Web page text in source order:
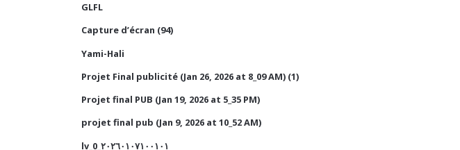
GLFL
Capture d’écran (94)
Yami-Hali
Projet Final publicité (Jan 26, 2026 at 8_09 AM) (1)
Projet final PUB (Jan 19, 2026 at 5_35 PM)
projet final pub (Jan 9, 2026 at 10_52 AM)
lv_0_٢٠٢٦٠١٠٧١٠٠١٠١